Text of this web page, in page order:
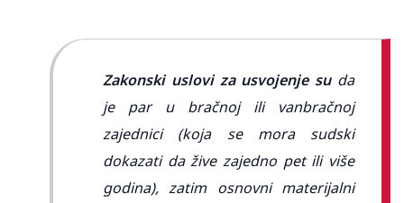
Zakonski uslovi za usvojenje suda
je par u bračnoj ili vanbračnoj
zajednici (koja se mora sudski
dokazati da žive zajedno pet ili više
godina), zatim osnovni materijalni